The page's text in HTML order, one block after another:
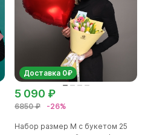
Доставка 0₽
6850 ₽ -26%
5 090 ₽
Набор размер M с букетом 25